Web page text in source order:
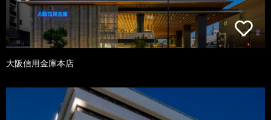
大阪信用金庫本店